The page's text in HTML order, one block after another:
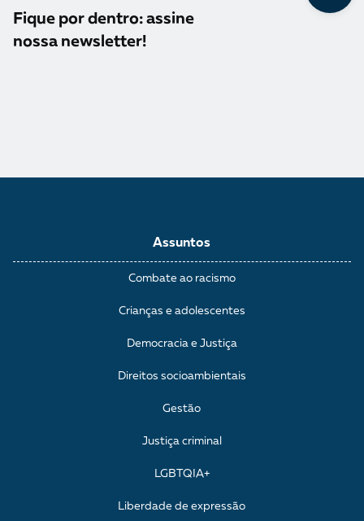
Fique por dentro: assine
nossa newsletter!
Assuntos
Combate ao racismo
Crianças e adolescentes
Democracia e Justiça
Direitos socioambientais
Gestão
Justiça criminal
LGBTQIA+
Liberdade de expressão